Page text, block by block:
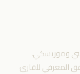
وموريسكي،
المعرفي للقارئ